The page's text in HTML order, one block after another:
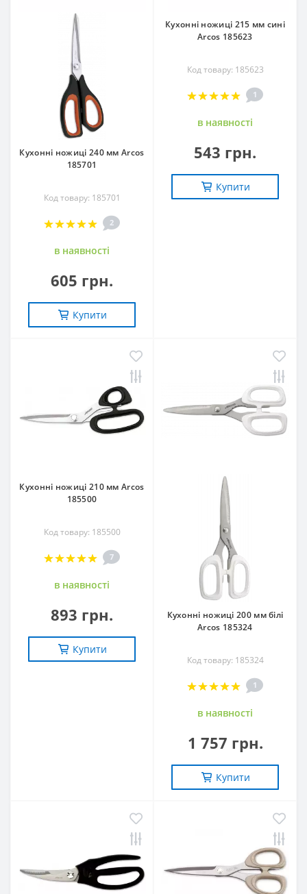
Кухонні ножиці 240 мм Arcos
185701
Код товару: 185701
2
в наявностi
605 грн.
Купити
Кухонні ножиці 215 мм сині
Arcos 185623
Код товару: 185623
1
в наявностi
543 грн.
Купити
Кухонні ножиці 210 мм Arcos
185500
Код товару: 185500
7
в наявностi
893 грн.
Купити
Кухонні ножиці 200 мм білі
Arcos 185324
Код товару: 185324
1
в наявностi
1 757 грн.
Купити